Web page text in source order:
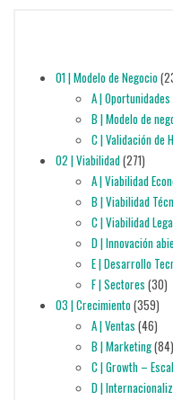
01 | Modelo de Negocio
A |
B | Modelo de
C | Validación de
02 | Viabilidad(271)
A | Viabilidad
B | Viabilidad
C | Viabilidad
D | Innovación
E | Desarrollo
F | Sectores (30)
03 | Crecimiento(359)
A | Ventas (46)
B | Marketing(84)
C | Growth –
D |